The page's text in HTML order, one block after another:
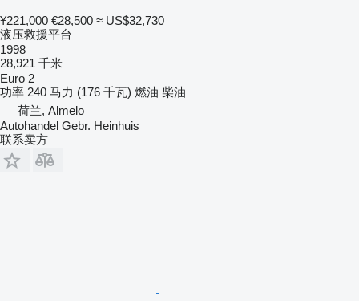
¥221,000 €28,500 ≈ US$32,730
液压救援平台
1998
28,921 千米
Euro 2
功率 240 马力 (176 千瓦) 燃油 柴油
荷兰, Almelo
Autohandel Gebr. Heinhuis
联系卖方